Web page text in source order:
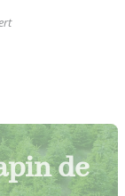
de